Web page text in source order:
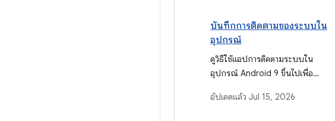
บันทึกการติดตามของระบบใน
อุปกรณ์
ดูวิธีใช้แอปการติดตามระบบใน
อุปกรณ์ Android 9 ขึ้นไปเพื่อ
อุปกรณ์โดยตรงโดยใช้การตั้งค่าด่วน
อัปเดตแล้ว Jul 15, 2026